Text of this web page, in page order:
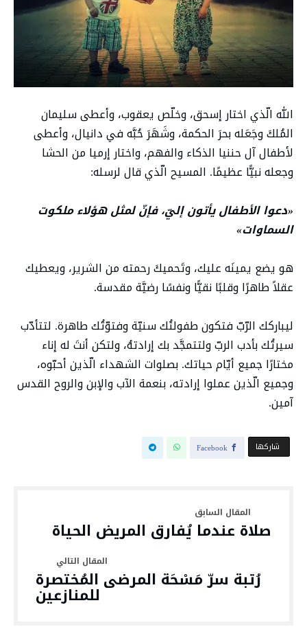
الله الّذي اختار إسحق، وخلّص يعقوب، وأعطى سليمان
المُلكَ وجَعَله بحرَ الحكمة، وشَهَرَ حُبَّه في دانيال، وأعطى
لأطفال آل حننيا الذكاء والفهم، واختار إرميا من الحشا
وجعله نبيًّا عظيمًا. المسيح الّذي قال لرسله:
«دعوا الأطفال يأتون إليّ، فإنّ لمثل هؤلاء ملكوت
السماوات»
هو يضع يمينَه عليك، وتَحميكَ رحمته من الشرير، ويعطيك
عقلاً طاهرًا وقلبًا نقيًّا ونفسًا رضيَّة مقدسة.
ليباركك الرّبّ فتكون طفولتُك سنيّة وفتوّتُك طاهرة. لتتأدّب
سيرتُك بأدب الربّ ولتتمجَّد بك إرادتهُ، ولتكن أنتَ له إناء
مختارًا جميع أيّام حياتك. بصلوات الشهداء الّذين أحبّوه،
وجميع الّذين عملوا إرادته، بنعمة الآب والإبن والروح القدس
آمين.
‫‫ شاركها‬ Facebook
صلاة عندما يُفارق المريض الحياة
رُتبة سرّ مَسْحَة المرضى المُختصرة
للمنازعين